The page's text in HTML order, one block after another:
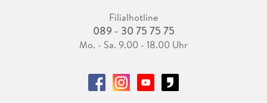
Filialhotline
089 - 30 75 75 75
Mo. - Sa. 9.00 - 18.00 Uhr